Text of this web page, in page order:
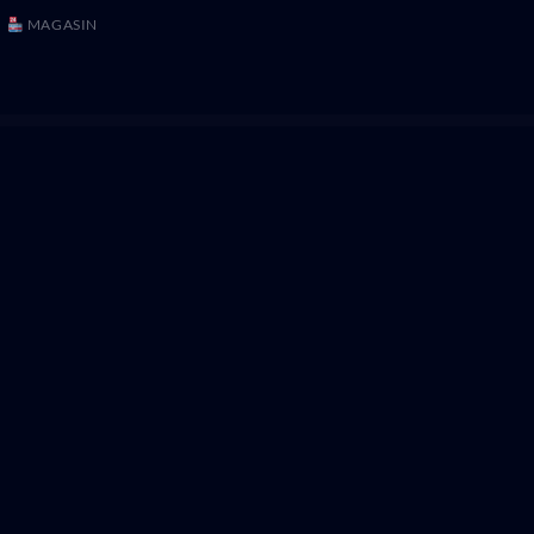
MAGASIN